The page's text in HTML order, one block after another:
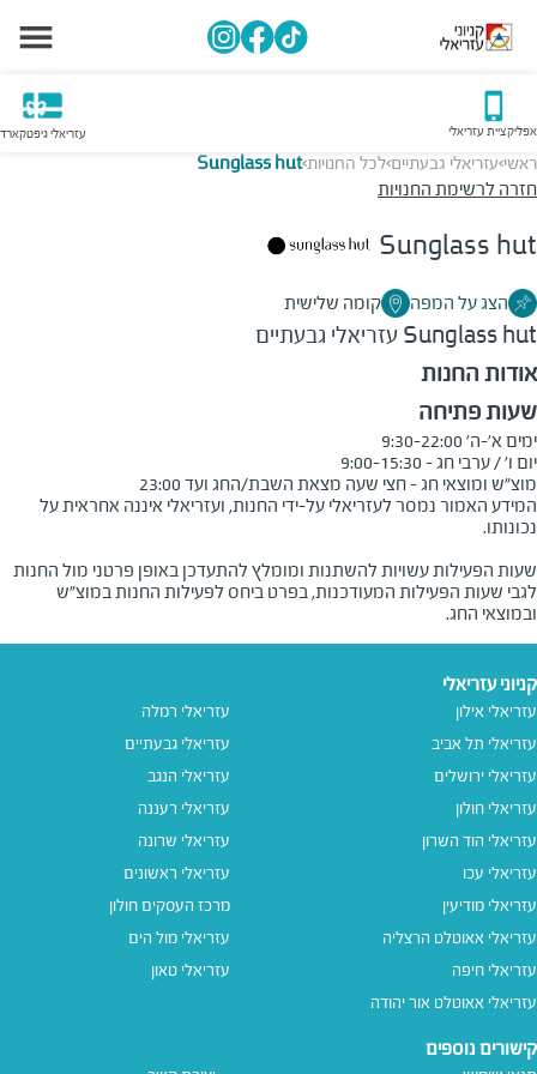
אפליקציית עזריאלי עזריאלי גיפטקארד
ראשי>עזריאלי גבעתיים>לכל החנויות>
Sunglass hut
חזרה לרשימת החנויות
Sunglass hut
הצג על המפה קומה שלישית
Sunglass hut עזריאלי גבעתיים
אודות החנות
שעות פתיחה
מוצ"ש ומוצאי חג - חצי שעה מצאת השבת/החג ועד 23:00
המידע האמור נמסר לעזריאלי על-ידי החנות, ועזריאלי איננה אחראית על
שעות הפעילות עשויות להשתנות ומומלץ להתעדכן באופן פרטני מול החנות
לגבי שעות הפעילות המעודכנות, בפרט ביחס לפעילות החנות במוצ"ש
ובמוצאי החג.
קניוני עזריאלי
עזריאלי אילון
עזריאלי תל אביב
עזריאלי ירושלים
עזריאלי חולון
עזריאלי הוד השרון
עזריאלי עכו
עזריאלי מודיעין
עזריאלי אאוטלט הרצליה
עזריאלי חיפה
עזריאלי אאוטלט אור יהודה
עזריאלי רמלה
עזריאלי גבעתיים
עזריאלי הנגב
עזריאלי רעננה
עזריאלי שרונה
עזריאלי ראשונים
מרכז העסקים חולון
עזריאלי מול הים
עזריאלי טאון
קישורים נוספים